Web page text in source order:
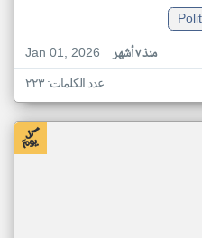
Jan 01, 2026
منذ ٧ أشهر
عدد الكلمات: ٢٢٣